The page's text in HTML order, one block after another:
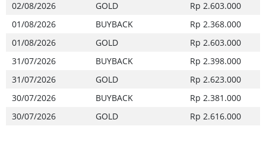
02/08/2026
GOLD
Rp 2.603.000
01/08/2026
BUYBACK
Rp 2.368.000
01/08/2026
GOLD
Rp 2.603.000
31/07/2026
BUYBACK
Rp 2.398.000
31/07/2026
GOLD
Rp 2.623.000
30/07/2026
BUYBACK
Rp 2.381.000
30/07/2026
GOLD
Rp 2.616.000